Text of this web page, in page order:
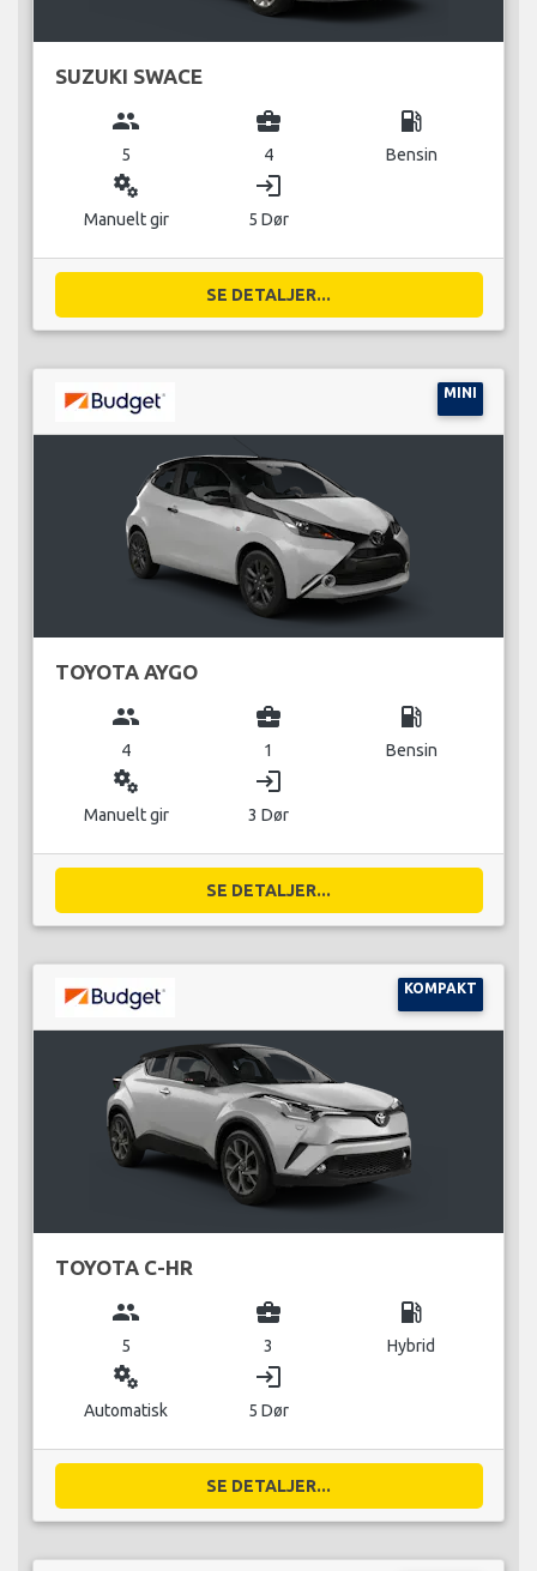
SUZUKI SWACE
group
5
business_center
4
local_gas_station
Bensin
miscellaneous_services
Manuelt gir
login
5 Dør
SE DETALJER...
MINI
TOYOTA AYGO
group
4
business_center
1
local_gas_station
Bensin
miscellaneous_services
Manuelt gir
login
3 Dør
SE DETALJER...
KOMPAKT
TOYOTA C-HR
group
5
business_center
3
local_gas_station
Hybrid
miscellaneous_services
Automatisk
login
5 Dør
SE DETALJER...